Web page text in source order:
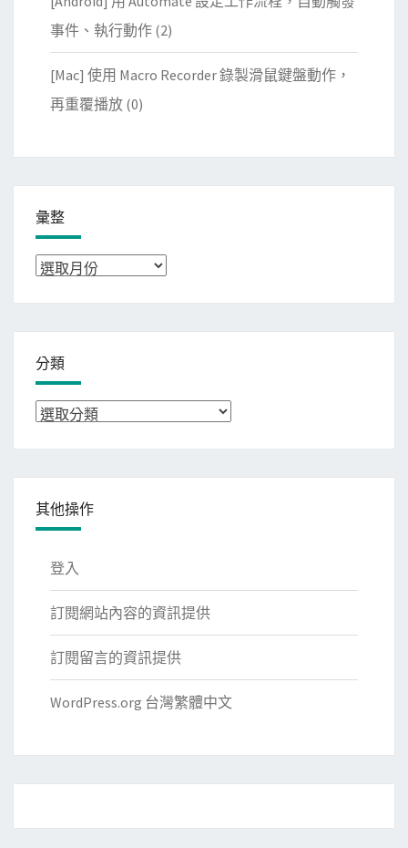
事件、執行動作 (2)
[Mac] 使用 Macro Recorder 錄製滑鼠鍵盤動作，
再重覆播放 (0)
彙整
彙
分類
分
其他操作
登入
訂閱網站內容的資訊提供
訂閱留言的資訊提供
WordPress.org 台灣繁體中文